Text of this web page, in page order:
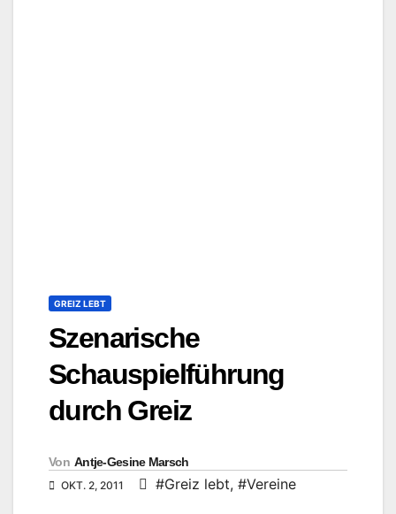
GREIZ LEBT
Szenarische
Schauspielführung
durch Greiz
Von Antje-Gesine Marsch
OKT. 2, 2011 #Greiz lebt, #Vereine